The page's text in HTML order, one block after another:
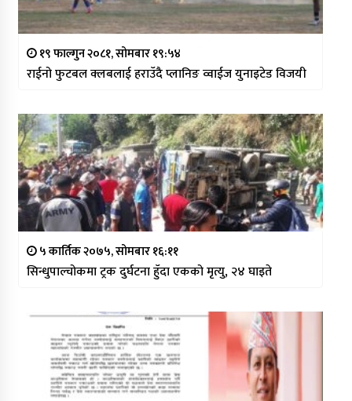
१९ फाल्गुन २०८१, सोमबार १९:५४
राईनो फुटबल क्लबलाई हराउँदै प्लानिङ व्वाईज युनाइटेड विजयी
५ कार्तिक २०७५, सोमबार १६:११
सिन्धुपाल्चोकमा ट्रक दुर्घटना हुँदा एकको मृत्यु, २४ घाइते